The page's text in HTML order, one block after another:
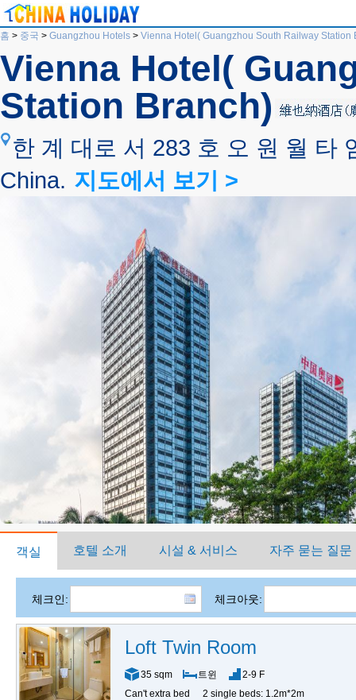
홈 > 중국 > Guangzhou Hotels > Vienna Hotel( Guangzhou South Railway Station
Vienna Hotel(
Station Branch)
한 계 대로 서 283 호 오 원 월 타
China. 지도에서 보기 >
객실 호텔 소개 시설 & 서비스 자주 묻는 질문
체크인: 체크아웃:
Loft Twin Room
35 sqm 트윈
2-9 F
Can't extra bed
2 single beds: 1.2m*2m